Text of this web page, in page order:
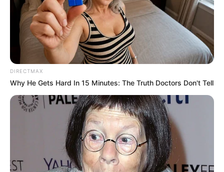
DIRECTMAX
Why He Gets Hard In 15 Minutes: The Truth Doctors Don't Tell